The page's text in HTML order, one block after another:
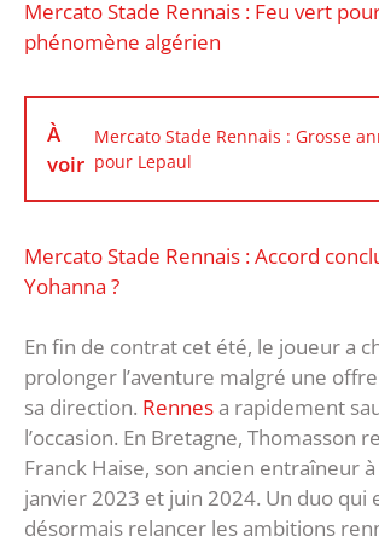
Mercato Stade Rennais : Feu vert
phénomène algérien
À
voir
Mercato Stade Rennais : Grosse
pour Lepaul
Mercato Stade Rennais : Accord
Yohanna ?
En fin de contrat cet été, le joueur a
prolonger l’aventure malgré une
sa direction. Rennesa rapidement
l’occasion. En Bretagne, Thomasson
Franck Haise, son ancien entraîneur
janvier 2023 et juin 2024. Un duo qui
désormais relancer les ambitions